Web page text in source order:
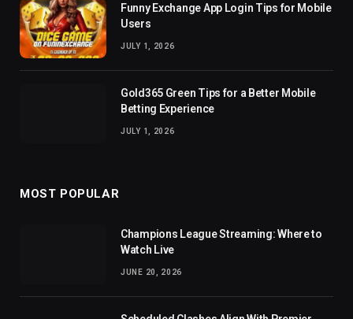
Funny Exchange App Login Tips for Mobile
Users
JULY 1, 2026
Gold365 Green Tips for a Better Mobile
Betting Experience
JULY 1, 2026
MOST POPULAR
Champions League Streaming: Where to
Watch Live
JUNE 20, 2026